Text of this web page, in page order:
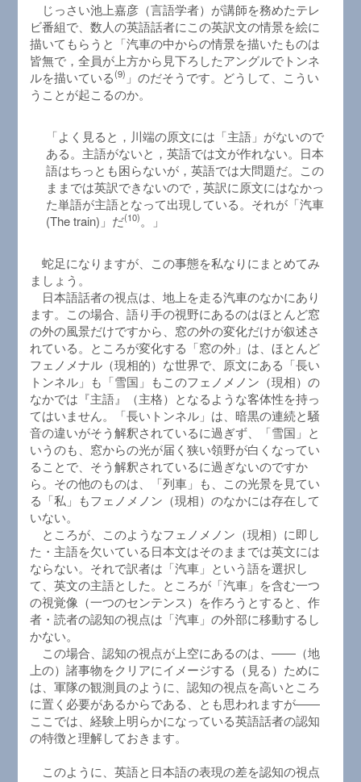
じっさい池上嘉彦（言語学者）が講師を務めたテレ
ビ番組で、数人の英語話者にこの英訳文の情景を絵に
描いてもらうと「汽車の中からの情景を描いたものは
皆無で，全員が上方から見下ろしたアングルでトンネ
ルを描いている(9) 」のだそうです。どうして、こうい
うことが起こるのか。
「よく見ると，川端の原文には「主語」がないので
ある。主語がないと，英語では文が作れない。日本
語はちっとも困らないが，英語では大問題だ。この
ままでは英訳できないので，英訳に原文にはなかっ
た単語が主語となって出現している。それが「汽車
(The train)」だ(10)。」
蛇足になりますが、この事態を私なりにまとめてみ
ましょう。
日本語話者の視点は、地上を走る汽車のなかにあり
ます。この場合、語り手の視野にあるのはほとんど窓
の外の風景だけですから、窓の外の変化だけが叙述さ
れている。ところが変化する「窓の外」は、ほとんど
フェノメナル（現相的）な世界で、原文にある「長い
トンネル」も「雪国」もこのフェノメノン（現相）の
なかでは『主語』（主格）となるような客体性を持っ
てはいません。「長いトンネル」は、暗黒の連続と騒
音の違いがそう解釈されているに過ぎず、「雪国」と
いうのも、窓からの光が届く狭い領野が白くなってい
ることで、そう解釈されているに過ぎないのですか
ら。その他のものは、「列車」も、この光景を見てい
る「私」もフェノメノン（現相）のなかには存在して
いない。
ところが、このようなフェノメノン（現相）に即し
た・主語を欠いている日本文はそのままでは英文には
ならない。それで訳者は「汽車」という語を選択し
て、英文の主語とした。ところが「汽車」を含む一つ
の視覚像（一つのセンテンス）を作ろうとすると、作
者・読者の認知の視点は「汽車」の外部に移動するし
かない。
この場合、認知の視点が上空にあるのは、――（地
上の）諸事物をクリアにイメージする（見る）ために
は、軍隊の観測員のように、認知の視点を高いところ
に置く必要があるからである、とも思われますが――
ここでは、経験上明らかになっている英語話者の認知
の特徴と理解しておきます。
このように、英語と日本語の表現の差を認知の視点